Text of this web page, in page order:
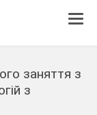
заняття з
з